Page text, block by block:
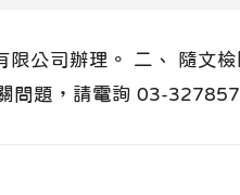
公司辦理。 二、 隨文
問題，請電詢 03-